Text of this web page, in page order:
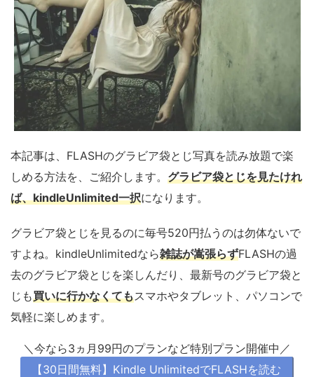
本記事は、FLASHのグラビア袋とじ写真を読み放題で楽
しめる方法を、ご紹介します。 グラビア袋とじを見たけれ
ば、kindleUnlimited一択になります。
グラビア袋とじを見るのに毎号520円払うのは勿体ないで
すよね。kindleUnlimitedなら雑誌が嵩張らずFLASHの過
去のグラビア袋とじを楽しんだり、最新号のグラビア袋と
じも買いに行かなくてもスマホやタブレット、パソコンで
気軽に楽しめます。
＼今なら3ヵ月99円のプランなど特別プラン開催中／
【30日間無料】Kindle UnlimitedでFLASHを読む